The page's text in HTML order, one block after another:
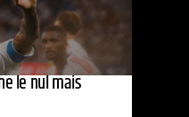
le nul mais